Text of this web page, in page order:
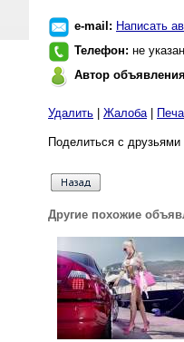
e-mail: Написать
Телефон: не указан
Автор
Удалить Жалоба|
Поделиться с
Другие похожие